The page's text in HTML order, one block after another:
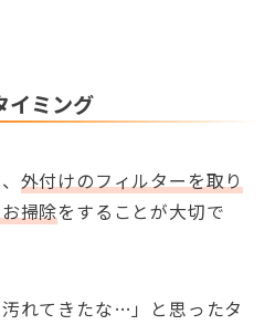
イミング
外付けのフィルターを取り
掃除をすることが大切で
汚れてきたな…」と思ったタ